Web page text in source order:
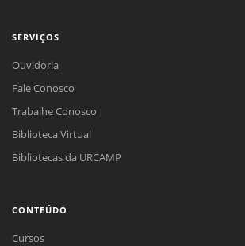
SERVIÇOS
Ouvidoria
Fale Conosco
Trabalhe Conosco
Biblioteca Virtual
Bibliotecas da URCAMP
CONTEÚDO
Cursos